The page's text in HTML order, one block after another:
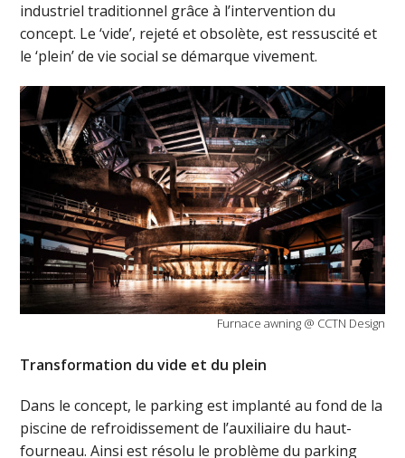
industriel traditionnel grâce à l’intervention du
concept. Le ‘vide’, rejeté et obsolète, est ressuscité et
le ‘plein’ de vie social se démarque vivement.
Furnace awning @ CCTN Design
Transformation du vide et du plein
Dans le concept, le parking est implanté au fond de la
piscine de refroidissement de l’auxiliaire du haut-
fourneau. Ainsi est résolu le problème du parking